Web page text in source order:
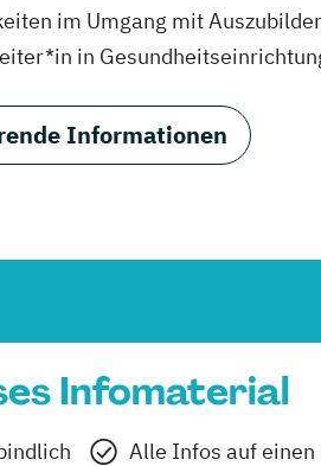
im Umgang mit
in
Informationen
Infomaterial
Alle Infos auf einen